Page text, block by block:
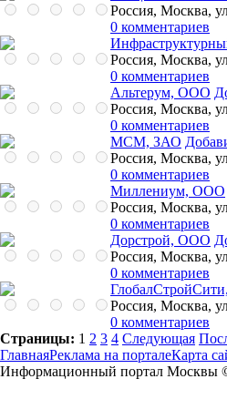
Россия, Москва,
0 комментариев
Россия, Москва,
0 комментариев
Альтерум, ООО
Россия, Москва,
0 комментариев
МСМ, ЗАО
Россия, Москва,
0 комментариев
Миллениум, ООО
Россия, Москва,
0 комментариев
Дорстрой, ООО
Россия, Москва,
0 комментариев
Россия, Москва,
0 комментариев
Страницы: 1 2 3 4 Следующая
ГлавнаяРеклама на порталеКарта
Информационный портал Москвы